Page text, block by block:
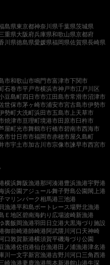
島県東京都神奈川県千葉県茨城県
重県大阪府兵庫県和歌山県京都府
川県徳島県愛媛県福岡県佐賀県長崎県
市和歌山市鳴門市富津市下関市
石巻市平戸市横浜市神戸市江戸川区
豆島町四日市市江田島市常滑市沼津市
世保市茅ヶ崎市浦安市宮古島市伊勢市
勢町大洗町浜田市五島市 上天草市
焼津市亘理町境港市田原市臼杵市
屋町光市舞鶴市行橋市碧南市西海市
市廿日市市福岡市赤穂市屋久島町
市宇土市加古川市宗像市諫早市西宮市
横浜舞阪漁港那珂湊港豊浜漁港宇野港
浜公園アジュール舞子野島公園閖上港
マリンパーク相馬港三池港
漁港平和島ボートレース場野北漁港
Ｅ地区碧南海釣り広場波崎新漁港
裏飯岡漁港羽田 日立港大黒海づり施設
御前崎港師崎港阿武隈川河口 天神崎
口敦賀新港横須賀平磯海づり公園
漁港佐伯港仙台漁港田ノ浦漁港津名港
川一文字新宮漁港吉野川河口 三角西港
崎漁港妻鹿漁港熊本新港館山港牛深